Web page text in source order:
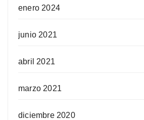
enero 2024
junio 2021
abril 2021
marzo 2021
diciembre 2020